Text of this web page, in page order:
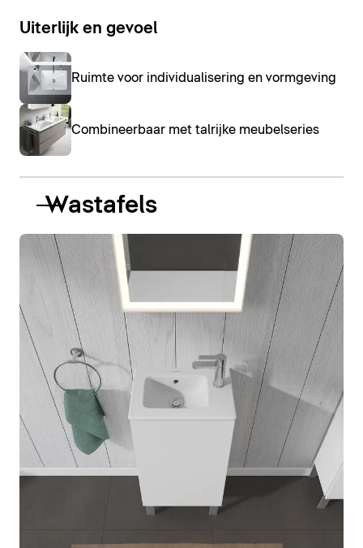
Uiterlijk en gevoel
Ruimte voor individualisering en vormgeving
Combineerbaar met talrijke meubelseries
Wastafels